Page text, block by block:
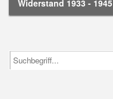
Widerstand 1933 - 1945